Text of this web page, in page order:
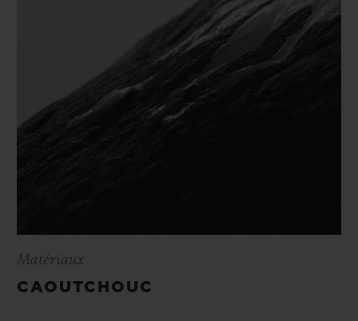
Matériaux
CAOUTCHOUC